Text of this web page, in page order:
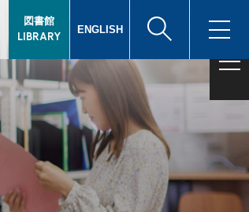
図書館
LIBRARY
ENGLISH